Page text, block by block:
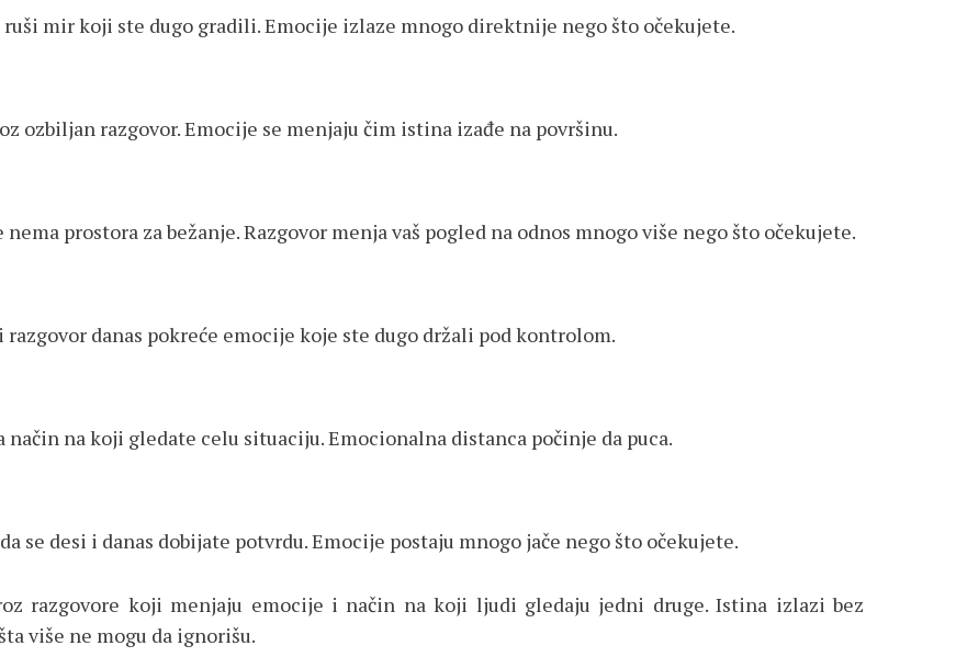
ruši mir koji ste dugo gradili. Emocije izlaze mnogo direktnije nego što očekujete.
ozbiljan razgovor. Emocije se menjaju čim istina izađe na površinu.
prostora za bežanje. Razgovor menja vaš pogled na odnos mnogo više nego što očekujete.
danas pokreće emocije koje ste dugo držali pod kontrolom.
na koji gledate celu situaciju. Emocionalna distanca počinje da puca.
se desi i danas dobijate potvrdu. Emocije postaju mnogo jače nego što očekujete.
razgovore koji menjaju emocije i način na koji ljudi gledaju jedni druge. Istina izlazi bez
više ne mogu da ignorišu.